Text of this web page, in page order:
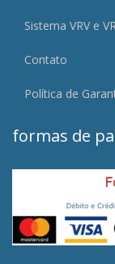
Sistema VRV e
Contato
Política de
formas de